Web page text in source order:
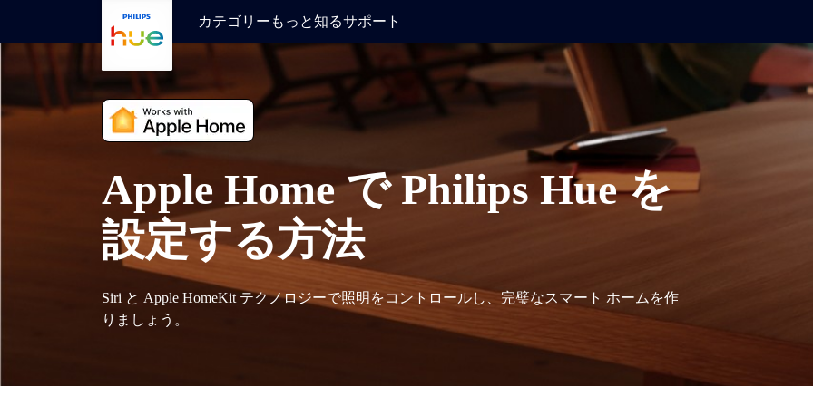
カテゴリー もっと知るサポート
Apple Home で Philips Hue を
設定する方法
Siri と Apple HomeKit テクノロジーで照明をコントロールし、完璧なスマート ホームを作
りましょう。